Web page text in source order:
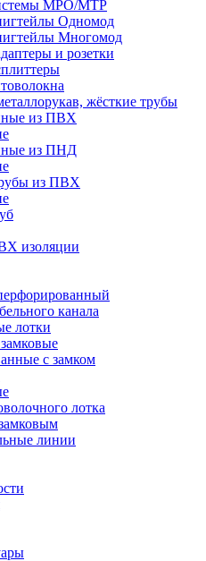
MPO/MTP
Одномод
Многомод
и розетки
жёсткие трубы
из ПВХ
из ПНД
из ПВХ
изоляции
канала
лотки
с замком
лотка
линии